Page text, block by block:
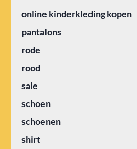
online kinderkleding kopen
pantalons
rode
rood
sale
schoen
schoenen
shirt